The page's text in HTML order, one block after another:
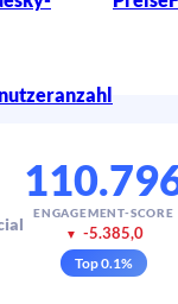
ENGAGEMENT-SCORE
▼ -5.385,0
Top0.1%